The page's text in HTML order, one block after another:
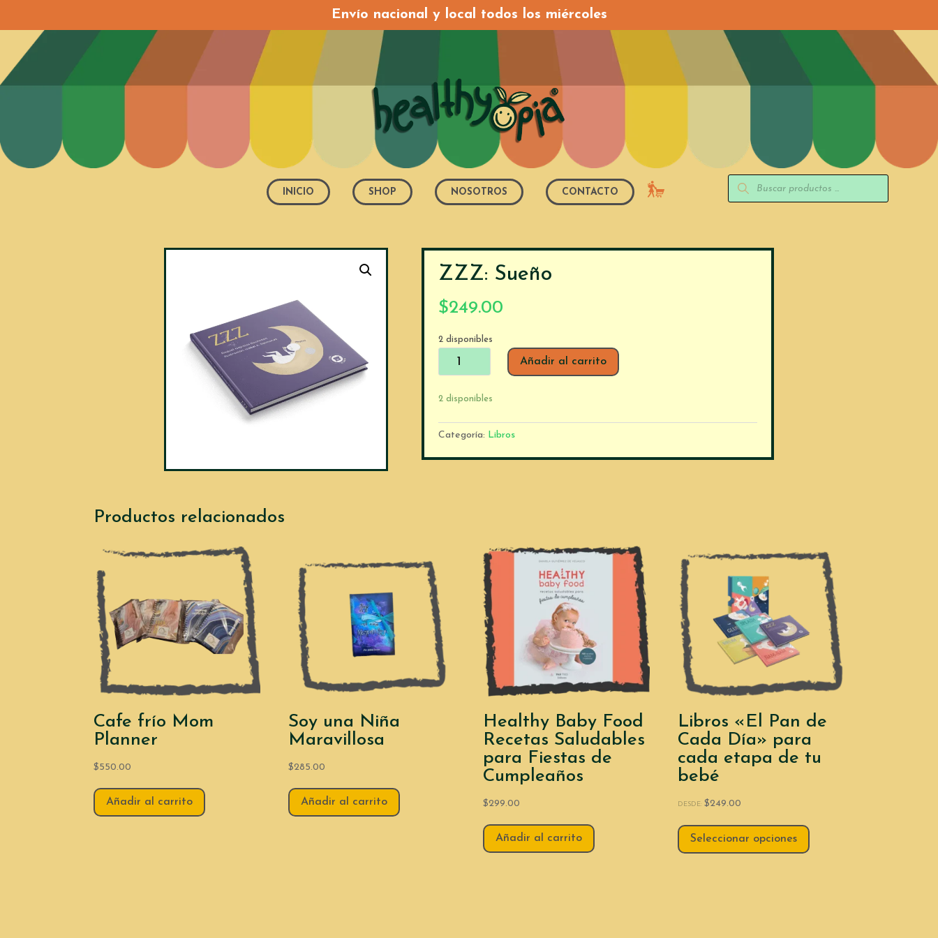
Envío nacional y local todos los miércoles
INICIO SHOP NOSOTROS CONTACTO
ZZZ: Sueño
$249.00
2 disponibles
ZZZ:
Añadir al carrito
2 disponibles
Categoría: Libros
Productos relacionados
Cafe frío Mom
Planner
$550.00
Añadir al carrito
Soy una Niña
Maravillosa
$285.00
Añadir al carrito
Healthy Baby Food
Recetas Saludables
para Fiestas de
Cumpleaños
$299.00
Añadir al carrito
Libros «El Pan de
Cada Día» para
cada etapa de tu
bebé
DESDE:$249.00
Seleccionar opciones